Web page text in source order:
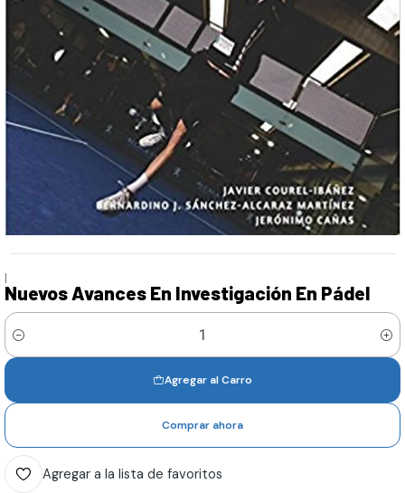
|
Nuevos Avances En Investigación En Pádel
Cantidad
Agregar al Carro
Comprar ahora
Agregar a la lista de favoritos